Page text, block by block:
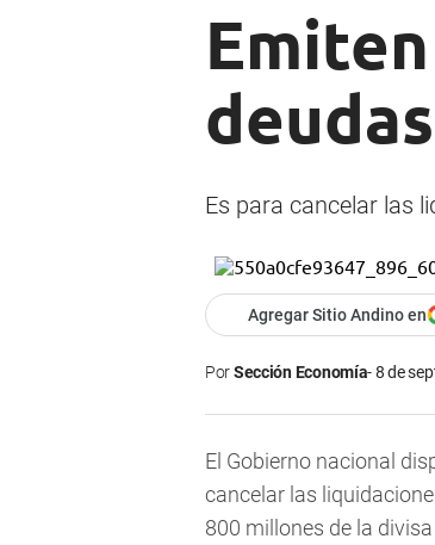
Es para cancelar las
Agregar Sitio Andino en
PorSección Economía 8 de
El Gobierno nacional
cancelar las
800 millones de la